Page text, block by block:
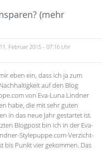
(mehr
11. Februar 2015 - 07:16 Uhr
eben ein, dass ich ja zum
auf den Blog
von Eva-Luna Lindner
habe, die mit sehr guten
in das neue Jahr gestartet ist.
Blogpost bin ich in der Eva-
Stylepuppe.com-Verzicht-
bis Punkt vier gekommen. Das